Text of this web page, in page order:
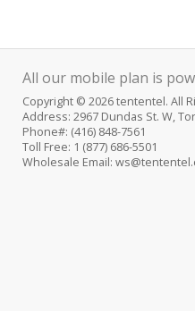
All our mobile plan is
Copyright © 2026 tententel. All
Address: 2967 Dundas St. W,
Phone#: (416) 848-7561
Toll Free: 1 (877) 686-5501
Wholesale Email: